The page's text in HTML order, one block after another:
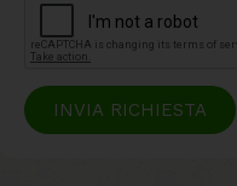
INVIA RICHIESTA